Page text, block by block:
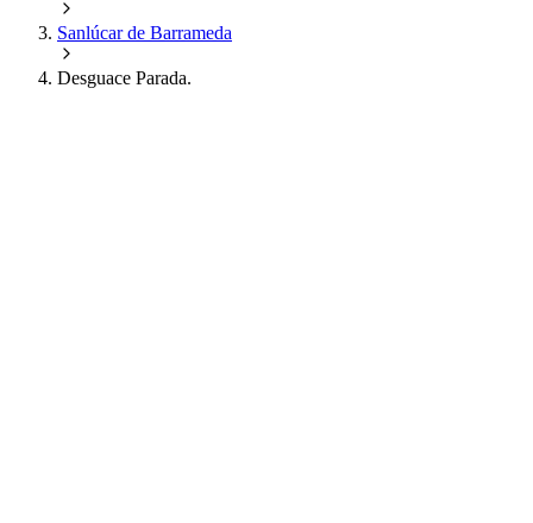
Sanlúcar de Barrameda
Desguace Parada.